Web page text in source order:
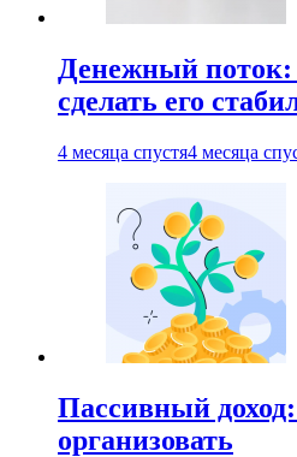
Денежный поток:
сделать его
4 месяца спустя4 месяца
Пассивный доход:
организовать